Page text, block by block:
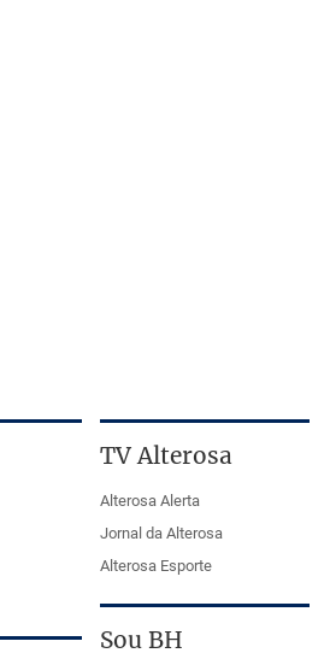
TV Alterosa
Alterosa Alerta
Jornal da Alterosa
Alterosa Esporte
Sou BH